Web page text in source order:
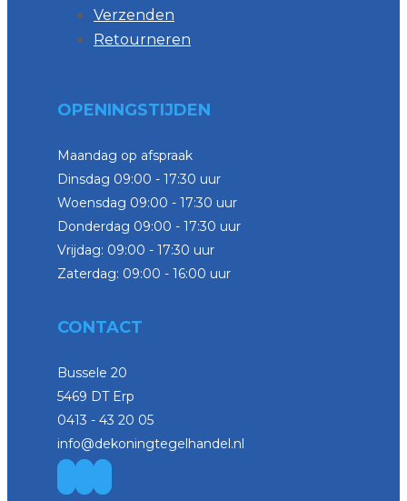
Verzenden
Retourneren
OPENINGSTIJDEN
Maandag op afspraak
Dinsdag 09:00 - 17:30 uur
Woensdag 09:00 - 17:30 uur
Donderdag 09:00 - 17:30 uur
Vrijdag: 09:00 - 17:30 uur
Zaterdag: 09:00 - 16:00 uur
CONTACT
Bussele 20
5469 DT Erp
0413 - 43 20 05
info@dekoningtegelhandel.nl